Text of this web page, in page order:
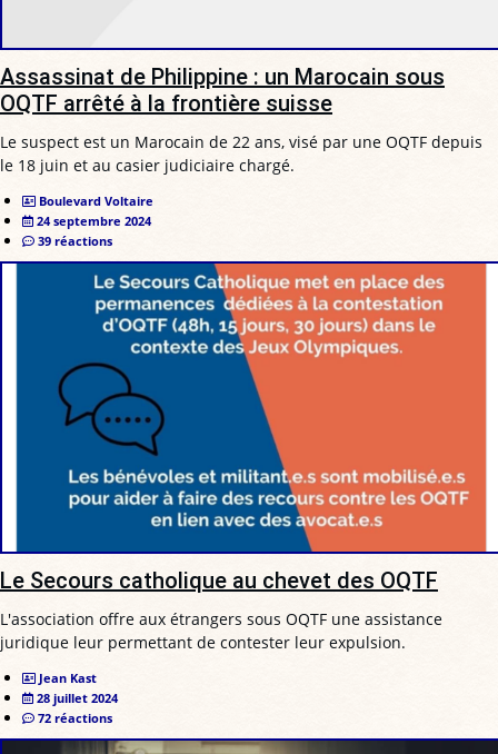
Assassinat de Philippine : un Marocain sous
OQTF arrêté à la frontière suisse
Le suspect est un Marocain de 22 ans, visé par une OQTF depuis
le 18 juin et au casier judiciaire chargé.
Boulevard Voltaire
24 septembre 2024
39 réactions
Le Secours catholique au chevet des OQTF
L'association offre aux étrangers sous OQTF une assistance
juridique leur permettant de contester leur expulsion.
Jean Kast
28 juillet 2024
72 réactions